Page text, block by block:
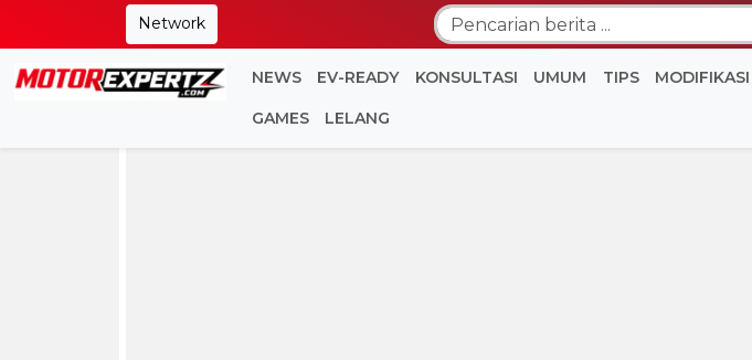
Network
NEWS EV-READY KONSULTASI UMUM TIPS MODIFIKASI
GAMES LELANG